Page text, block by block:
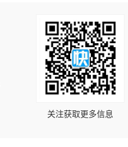
关注获取更多信息